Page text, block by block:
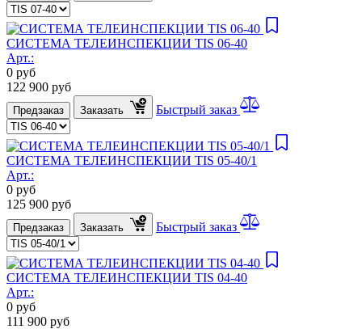
СИСТЕМА ТЕЛЕИНСПЕКЦИИ TIS 06-40
Арт.:
0 руб
122 900 руб
Предзаказ Заказать Быстрый заказ
СИСТЕМА ТЕЛЕИНСПЕКЦИИ TIS 05-40/1
Арт.:
0 руб
125 900 руб
Предзаказ Заказать Быстрый заказ
СИСТЕМА ТЕЛЕИНСПЕКЦИИ TIS 04-40
Арт.:
0 руб
111 900 руб